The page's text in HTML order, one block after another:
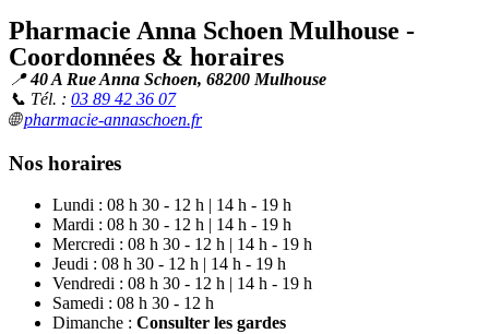
Pharmacie Anna Schoen Mulhouse -
Coordonnées & horaires
📍40 A Rue Anna Schoen, 68200 Mulhouse
📞 Tél. : 03 89 42 36 07
🌐pharmacie-annaschoen.fr
Nos horaires
Lundi : 08 h 30 - 12 h | 14 h - 19 h
Mardi : 08 h 30 - 12 h | 14 h - 19 h
Mercredi : 08 h 30 - 12 h | 14 h - 19 h
Jeudi : 08 h 30 - 12 h | 14 h - 19 h
Vendredi : 08 h 30 - 12 h | 14 h - 19 h
Samedi : 08 h 30 - 12 h
Dimanche : Consulter les gardes